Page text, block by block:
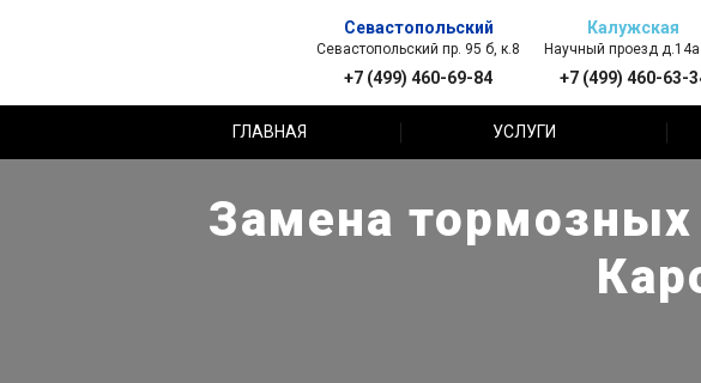
Севастопольский
Севастопольский пр. 95 б, к.8
+7 (499) 460-69-84
Калужская
Научный проезд д.14а
+7 (499) 460-63-
ГЛАВНАЯ УСЛУГИ
Замена